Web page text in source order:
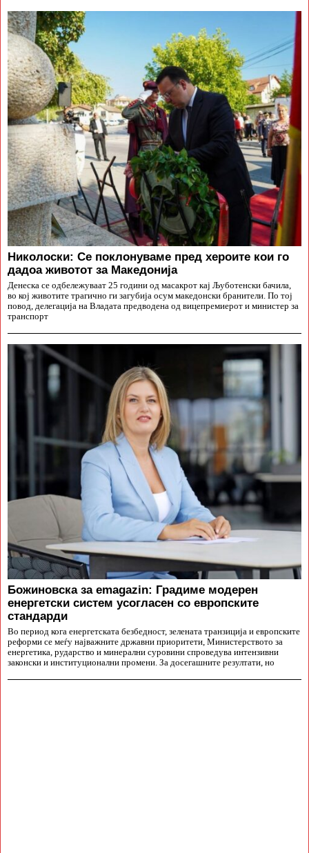
Николоски: Се поклонуваме пред хероите кои го
дадоа животот за Македонија
Денеска се одбележуваат 25 години од масакрот кај Љуботенски бачила,
во кој животите трагично ги загубија осум македонски бранители. По тој
повод, делегација на Владата предводена од вицепремиерот и министер за
транспорт
Божиновска за emagazin: Градиме модерен
енергетски систем усогласен со европските
стандарди
Во период кога енергетската безбедност, зелената транзиција и европските
реформи се меѓу најважните државни приоритети, Министерството за
енергетика, рударство и минерални суровини спроведува интензивни
законски и институционални промени. За досегашните резултати, но